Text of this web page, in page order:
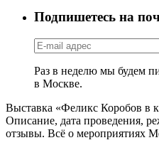
Подпишетесь на
Раз в неделю мы будем
в Москве.
Выставка «Феликс Коробов в
Описание, дата проведения,
отзывы. Всё о мероприятиях